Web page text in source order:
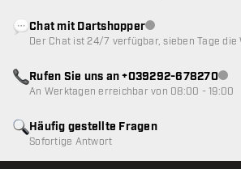
Häufig gestellte Fragen
Sofortige Antwort
Chat mit DartshopperKundenservice
Der Chat ist 24/7 verfügbar, sieben Tage die
Rufen Sie uns an +039292-678270
An Werktagen erreichbar von 08:00 - 19:00